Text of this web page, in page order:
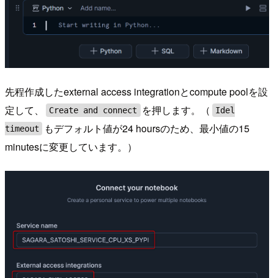
先程作成したexternal access integrationとcompute poolを設
定して、
Create and connect を押します。（
Idel
timeout
もデフォルト値が24 hoursのため、最小値の15
minutesに変更しています。）